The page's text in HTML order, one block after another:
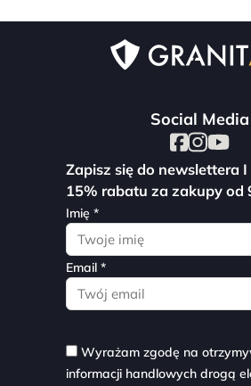
Social Media
Zapisz się do newslettera
15% rabatu za zakupy od
Imię *
Email *
Wyrażam zgodę na
informacji handlowych drogą